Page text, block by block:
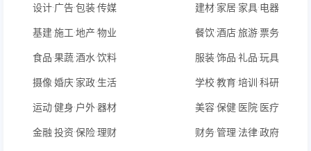
设计·广告·包装·传媒 建材·家居·家具·电器
基建·施工·地产·物业 餐饮·酒店·旅游·票务
食品·果蔬·酒水·饮料 服装·饰品·礼品·玩具
摄像·婚庆·家政·生活 学校·教育·培训·科研
运动·健身·户外·器材 美容·保健·医院·医疗
金融·投资·保险·理财 财务·管理·法律·政府